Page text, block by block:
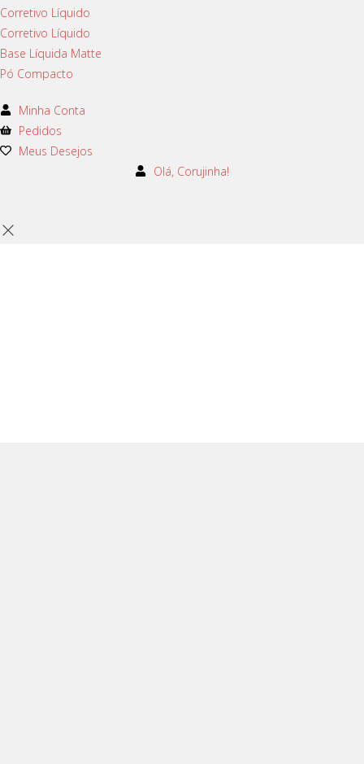
Corretivo Líquido
Corretivo Líquido
Base Líquida Matte
Pó Compacto
Minha Conta
Pedidos
Meus Desejos
Olá, Corujinha!